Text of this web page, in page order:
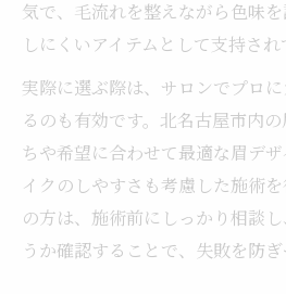
気で、毛流れを整えながら色味
しにくいアイテムとして支持され
実際に選ぶ際は、サロンでプロ
るのも有効です。北名古屋市内
ちや希望に合わせて最適な眉デ
イクのしやすさも考慮した施術
の方は、施術前にしっかり相談
うか確認することで、失敗を防ぎ